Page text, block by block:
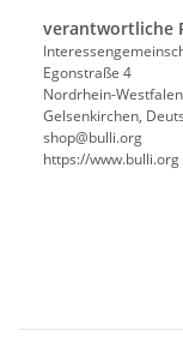
verantwortliche
Egonstraße 4
Nordrhein-Westfalen
Gelsenkirchen,
shop@bulli.org
https://www.bulli.org